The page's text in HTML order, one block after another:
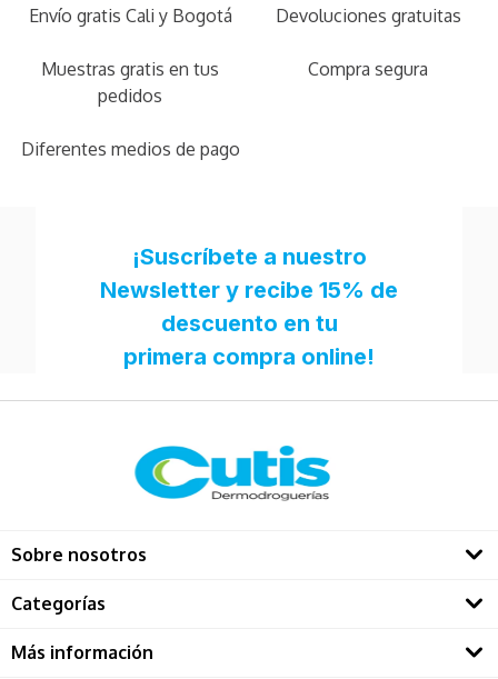
Envío gratis Cali y Bogotá Devoluciones gratuitas
Muestras gratis en tus
pedidos
Compra segura
Diferentes medios de pago
Sobre nosotros
Quienes somos
Categorías
Rostro
Más información